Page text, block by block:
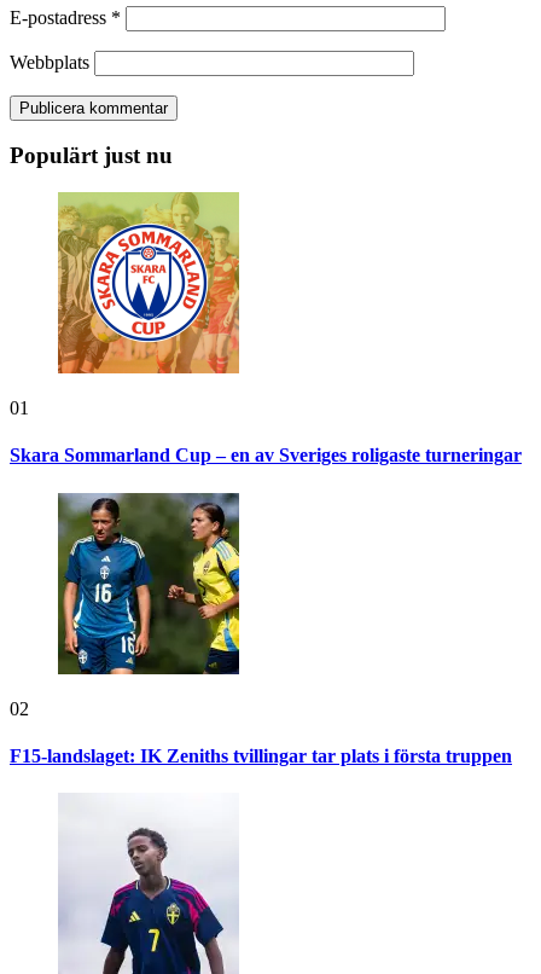
E-postadress *
Webbplats
Populärt just nu
01
Skara Sommarland Cup – en av Sveriges roligaste turneringar
02
F15-landslaget: IK Zeniths tvillingar tar plats i första truppen